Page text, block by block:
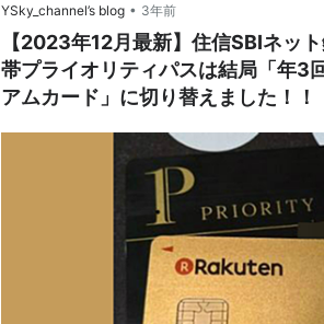
YSky_channel’s blog • 3年前
【2023年12月最新】住信SBIネッ
帯プライオリティパスは結局「年3
アムカード」に切り替えました！！